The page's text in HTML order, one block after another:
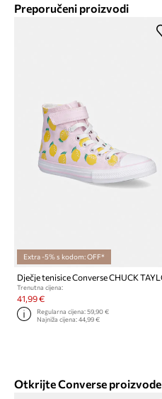
Preporučeni proizvodi
Extra -5% s kodom: OFF*
Trenutna cijena:
41,99 €
Regularna cijena:59,90 €
Najniža cijena:44,99 €
Otkrijte Converse proizvode